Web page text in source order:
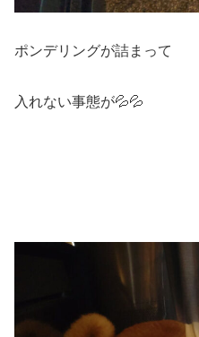
ポンデリングが詰まって
入れない事態が💦💦